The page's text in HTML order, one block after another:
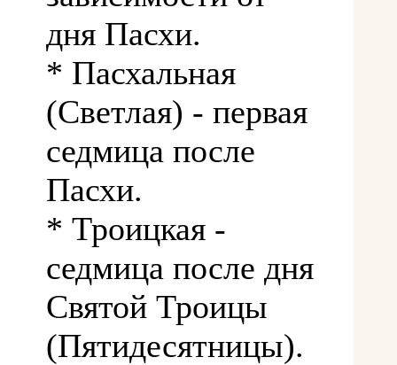
дня Пасхи.
* Пасхальная
(Светлая) - первая
седмица после
Пасхи.
* Троицкая -
седмица после дня
Святой Троицы
(Пятидесятницы).